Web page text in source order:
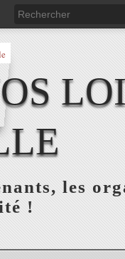
les
!